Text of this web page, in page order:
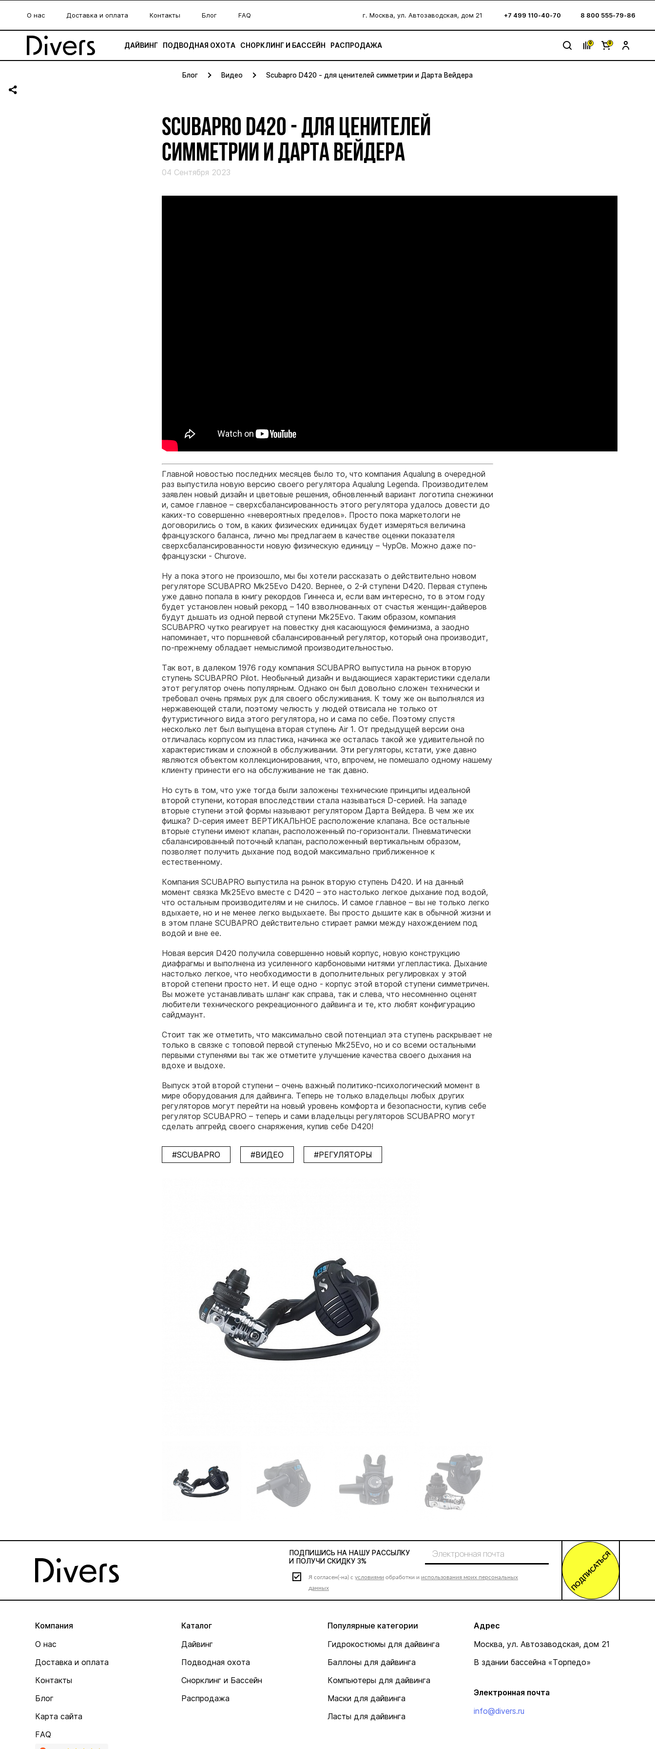
О нас Доставка и оплата Контакты Блог FAQ г. Москва, ул. Автозаводская, дом 21 +7 499 110-40-70 8 800 555-79-86
ДАЙВИНГ ПОДВОДНАЯ ОХОТА СНОРКЛИНГ И БАССЕЙН РАСПРОДАЖА 0 0
Блог Видео Scubapro D420 - для ценителей симметрии и Дарта Вейдера
SCUBAPRO D420 - ДЛЯ ЦЕНИТЕЛЕЙ
СИММЕТРИИ И ДАРТА ВЕЙДЕРА
04 Сентября 2023
Главной новостью последних месяцев было то, что компания Aqualung в очередной
раз выпустила новую версию своего регулятора Aqualung Legenda. Производителем
заявлен новый дизайн и цветовые решения, обновленный вариант логотипа снежинки
и, самое главное – сверхсбалансированность этого регулятора удалось довести до
каких-то совершенно «невероятных пределов». Просто пока маркетологи не
договорились о том, в каких физических единицах будет измеряться величина
французского баланса, лично мы предлагаем в качестве оценки показателя
сверхсбалансированности новую физическую единицу – ЧурОв. Можно даже по-
французски - Churove.
Ну а пока этого не произошло, мы бы хотели рассказать о действительно новом
регуляторе SCUBAPRO Mk25Evo D420. Вернее, о 2-й ступени D420. Первая ступень
уже давно попала в книгу рекордов Гиннеса и, если вам интересно, то в этом году
будет установлен новый рекорд – 140 взволнованных от счастья женщин-дайверов
будут дышать из одной первой ступени Mk25Evo. Таким образом, компания
SCUBAPRO чутко реагирует на повестку дня касающуюся феминизма, а заодно
напоминает, что поршневой сбалансированный регулятор, который она производит,
по-прежнему обладает немыслимой производительностью.
Так вот, в далеком 1976 году компания SCUBAPRO выпустила на рынок вторую
ступень SCUBAPRO Pilot. Необычный дизайн и выдающиеся характеристики сделали
этот регулятор очень популярным. Однако он был довольно сложен технически и
требовал очень прямых рук для своего обслуживания. К тому же он выполнялся из
нержавеющей стали, поэтому челюсть у людей отвисала не только от
футуристичного вида этого регулятора, но и сама по себе. Поэтому спустя
несколько лет был выпущена вторая ступень Air 1. От предыдущей версии она
отличалась корпусом из пластика, начинка же осталась такой же удивительной по
характеристикам и сложной в обслуживании. Эти регуляторы, кстати, уже давно
являются объектом коллекционирования, что, впрочем, не помешало одному нашему
клиенту принести его на обслуживание не так давно.
Но суть в том, что уже тогда были заложены технические принципы идеальной
второй ступени, которая впоследствии стала называться D-серией. На западе
вторые ступени этой формы называют регулятором Дарта Вейдера. В чем же их
фишка? D-серия имеет ВЕРТИКАЛЬНОЕ расположение клапана. Все остальные
вторые ступени имеют клапан, расположенный по-горизонтали. Пневматически
сбалансированный поточный клапан, расположенный вертикальным образом,
позволяет получить дыхание под водой максимально приближенное к
естественному.
Компания SCUBAPRO выпустила на рынок вторую ступень D420. И на данный
момент связка Mk25Evo вместе с D420 – это настолько легкое дыхание под водой,
что остальным производителям и не снилось. И самое главное – вы не только легко
вдыхаете, но и не менее легко выдыхаете. Вы просто дышите как в обычной жизни и
в этом плане SCUBAPRO действительно стирает рамки между нахождением под
водой и вне ее.
Новая версия D420 получила совершенно новый корпус, новую конструкцию
диафрагмы и выполнена из усиленного карбоновыми нитями углепластика. Дыхание
настолько легкое, что необходимости в дополнительных регулировках у этой
второй степени просто нет. И еще одно - корпус этой второй ступени симметричен.
Вы можете устанавливать шланг как справа, так и слева, что несомненно оценят
любители технического рекреационного дайвинга и те, кто любят конфигурацию
сайдмаунт.
Стоит так же отметить, что максимально свой потенциал эта ступень раскрывает не
только в связке с топовой первой ступенью Mk25Evo, но и со всеми остальными
первыми ступенями вы так же отметите улучшение качества своего дыхания на
вдохе и выдохе.
Выпуск этой второй ступени – очень важный политико-психологический момент в
мире оборудования для дайвинга. Теперь не только владельцы любых других
регуляторов могут перейти на новый уровень комфорта и безопасности, купив себе
регулятор SCUBAPRO – теперь и сами владельцы регуляторов SCUBAPRO могут
сделать апгрейд своего снаряжения, купив себе D420!
#SCUBAPRO #ВИДЕО #РЕГУЛЯТОРЫ
ПОДПИШИСЬ НА НАШУ РАССЫЛКУ
И ПОЛУЧИ СКИДКУ 3%
Я согласен(-на) с условиями обработки и использования моих персональных
данных
ПОДПИСАТЬСЯ
Компания
О нас
Доставка и оплата
Контакты
Блог
Карта сайта
FAQ
Каталог
Дайвинг
Подводная охота
Снорклинг и Бассейн
Распродажа
Популярные категории
Гидрокостюмы для дайвинга
Баллоны для дайвинга
Компьютеры для дайвинга
Маски для дайвинга
Ласты для дайвинга
Адрес
Москва, ул. Автозаводская, дом 21
В здании бассейна «Торпедо»
Электронная почта
info@divers.ru